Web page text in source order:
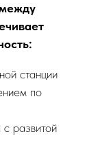
станции
по
развитой